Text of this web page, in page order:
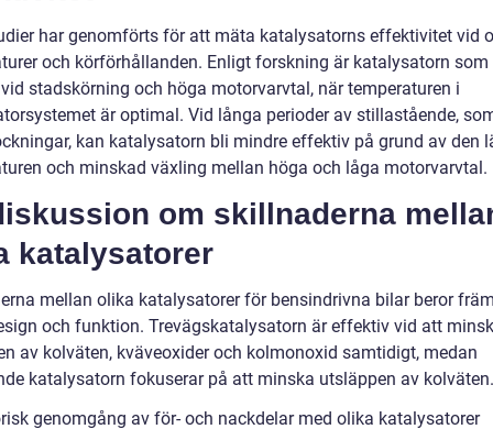
har genomförts för att mäta katalysatorns effektivitet vid
och körförhållanden. Enligt forskning är katalysatorn som
stadskörning och höga motorvarvtal, när temperaturen i
är optimal. Vid långa perioder av stillastående,
kan katalysatorn bli mindre effektiv på grund av den
och minskad växling mellan höga och låga motorvarvtal.
om skillnaderna
katalysatorer
mellan olika katalysatorer för bensindrivna bilar beror
och funktion. Trevägskatalysatorn är effektiv vid att
av kolväten, kväveoxider och kolmonoxid samtidigt, medan
katalysatorn fokuserar på att minska utsläppen av kolväten.
genomgång av för- och nackdelar med olika katalysatorer